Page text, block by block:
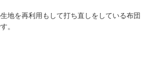
地を再利用もして打ち直しをしている布団
。